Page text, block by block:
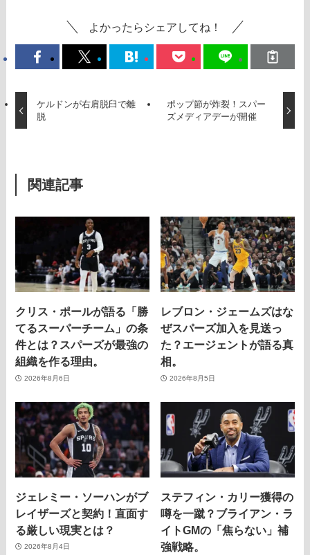
よかったらシェアしてね！
ケルドンが右肩脱臼で離
脱
ポップ節が炸裂！スパー
ズメディアデーが開催
関連記事
クリス・ポールが語る「勝
てるスーパーチーム」の条
件とは？スパーズが最強の
組織を作る理由。
2026年8月6日
レブロン・ジェームズはな
ぜスパーズ加入を見送っ
た？エージェントが語る真
相。
2026年8月5日
ジェレミー・ソーハンがブ
レイザーズと契約！直面す
る厳しい現実とは？
2026年8月4日
ステフィン・カリー獲得の
噂を一蹴？ブライアン・ラ
イトGMの「焦らない」補
強戦略。